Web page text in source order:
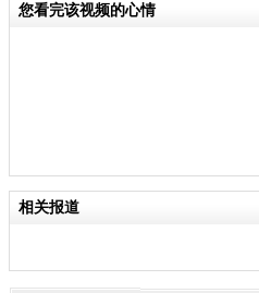
您看完该视频的心情
相关报道